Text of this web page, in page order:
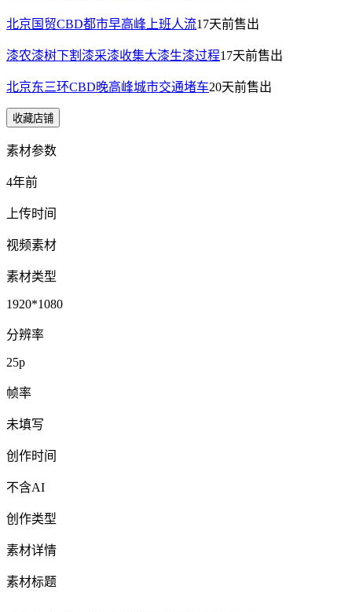
北京国贸CBD都市早高峰上班人流17天前售出
漆农漆树下割漆采漆收集大漆生漆过程17天前售出
北京东三环CBD晚高峰城市交通堵车20天前售出
收藏店铺
素材参数
4年前
上传时间
视频素材
素材类型
1920*1080
分辨率
25p
帧率
未填写
创作时间
不含AI
创作类型
素材详情
素材标题